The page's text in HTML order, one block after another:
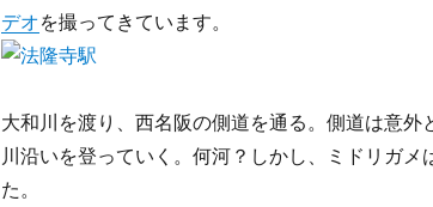
デオを撮ってきています。
大和川を渡り、西名阪の側道を通る。側道は意外
川沿いを登っていく。何河？しかし、ミドリガメ
た。